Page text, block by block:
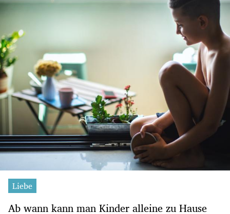
Liebe
Ab wann kann man Kinder alleine zu Hause